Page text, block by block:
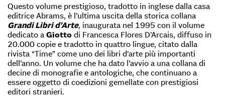
Questo volume prestigioso, tradotto in inglese dalla casa
editrice Abrams, è l’ultima uscita della storica collana
Grandi Libri d’Arte, inaugurata nel 1995 con il volume
dedicato a Giotto di Francesca Flores D’Arcais, diffuso in
20.000 copie e tradotto in quattro lingue, citato dalla
rivista “Time” come uno dei libri d’arte più importanti
dell’anno. Un volume che ha dato l’avvio a una collana di
decine di monografie e antologiche, che continuano a
essere oggetto di coedizioni gemellate con prestigiosi
editori stranieri.